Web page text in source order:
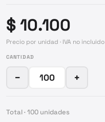
$ 10.100
Precio por unidad · IVA no incluido
CANTIDAD
− +
Total · 100 unidades